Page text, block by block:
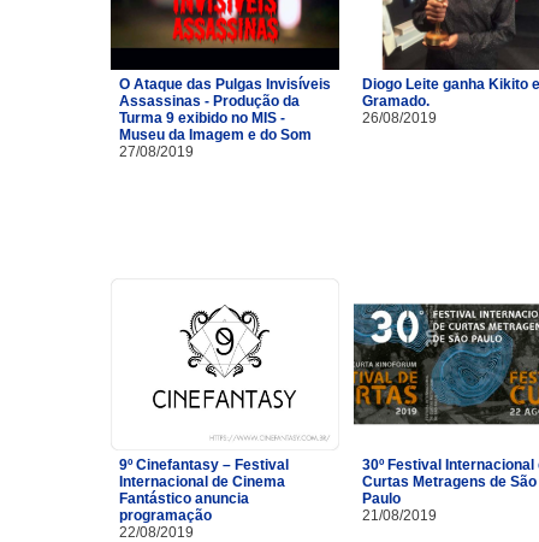
O Ataque das Pulgas Invisíveis
Assassinas - Produção da
Turma 9 exibido no MIS -
Museu da Imagem e do Som
27/08/2019
Diogo Leite ganha Kikito
Gramado.
26/08/2019
9º Cinefantasy – Festival
Internacional de Cinema
Fantástico anuncia
programação
22/08/2019
30º Festival Internacional
Curtas Metragens de São
Paulo
21/08/2019